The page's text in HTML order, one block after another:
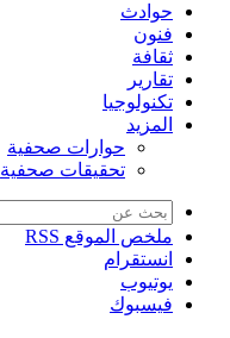
حوادث
فنون
ثقافة
تقارير
تكنولوجيا
المزيد
حوارات صحفية
تحقيقات صحفية
ملخص الموقع RSS
انستقرام
يوتيوب
فيسبوك